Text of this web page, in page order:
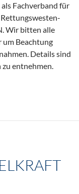
Fachverband für
Wir bitten alle
Beachtung
Details sind
entnehmen.
DECATHLON